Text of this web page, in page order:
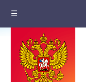
☰
О компании
Цены на документы